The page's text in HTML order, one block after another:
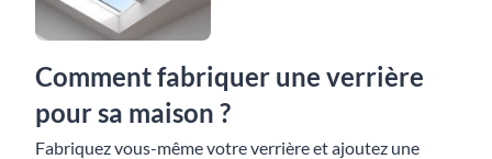
Comment fabriquer une verrière
pour sa maison ?
Fabriquez vous-même votre verrière et ajoutez une